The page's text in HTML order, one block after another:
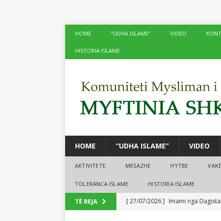
HOME “UDHA ISLAME” VIDEO
HISTORIA ISLAME
HOME “UDHA ISLAME” VIDEO
AKTIVITETE MESAZHE HYTBE
TOLERANCA ISLAME HISTORIA ISLAME
TË REJA [ 27/07/2026 ] Imami nga